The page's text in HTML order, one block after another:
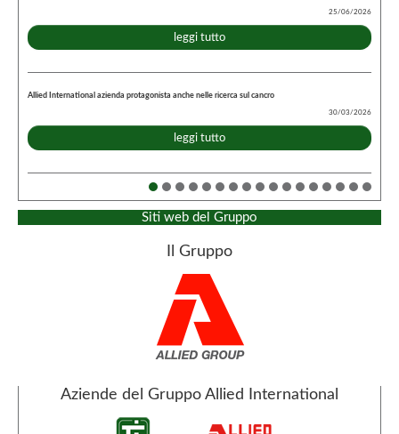
25/06/2026
leggi tutto
Allied International azienda protagonista anche nelle ricerca sul cancro
30/03/2026
leggi tutto
Siti web del Gruppo
Il Gruppo
Aziende del Gruppo Allied International